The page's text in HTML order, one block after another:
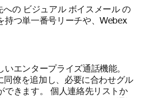
への ビジュアル ボイスメール の
持つ単一番号リーチや、Webex
いエンタープライズ通話機能。
同僚を追加し、必要に合わせグル
できます。 個人連絡先リストか